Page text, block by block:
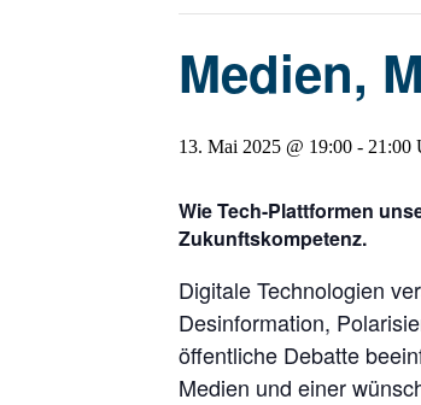
Medien,
13. Mai 2025 @ 19:00 - 21:00
Wie Tech-Plattformen
Zukunftskompetenz.
Digitale Technologien
Desinformation,
öffentliche Debatte
Medien und einer